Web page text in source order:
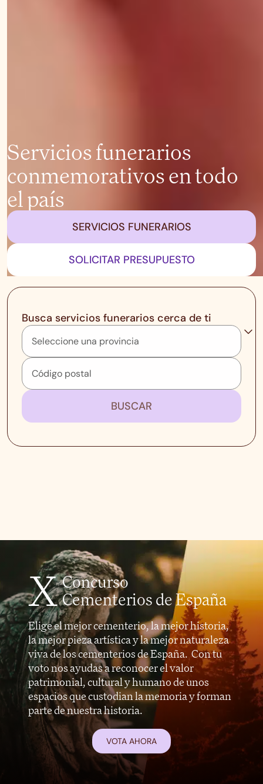
Servicios funerarios
conmemorativos en todo
el país
SOLICITAR PRESUPUESTO
SERVICIOS FUNERARIOS
Busca servicios funerarios cerca de ti
BUSCAR
X Concurso
Cementerios de España
Elige el mejor cementerio, la mejor historia,
la mejor pieza artística y la mejor naturaleza
viva de los cementerios de España. Con tu
voto nos ayudas a reconocer el valor
patrimonial, cultural y humano de unos
espacios que custodian la memoria y forman
parte de nuestra historia.
VOTA AHORA